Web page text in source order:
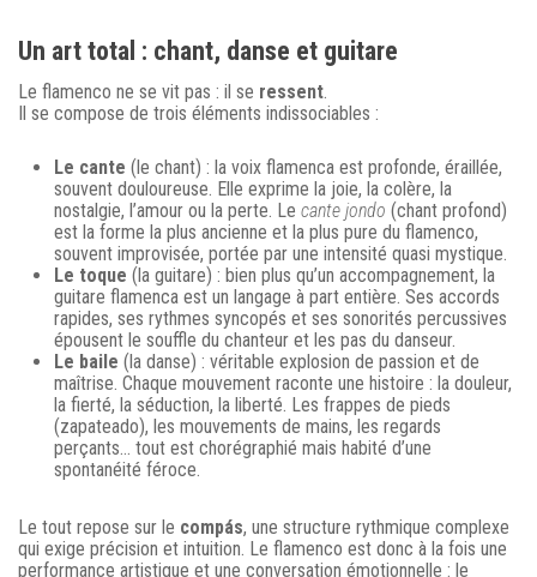
Un art total : chant, danse et guitare
Le flamenco ne se vit pas : il se ressent
Il se compose de trois éléments indissociables :
Le cante (le chant) : la voix flamenca est profonde, éraillée,
souvent douloureuse. Elle exprime la joie, la colère, la
nostalgie, l’amour ou la perte. Le cante jondo (chant profond)
est la forme la plus ancienne et la plus pure du flamenco,
souvent improvisée, portée par une intensité quasi mystique.
Le toque (la guitare) : bien plus qu’un accompagnement, la
guitare flamenca est un langage à part entière. Ses accords
rapides, ses rythmes syncopés et ses sonorités percussives
épousent le souffle du chanteur et les pas du danseur.
Le baile (la danse) : véritable explosion de passion et de
maîtrise. Chaque mouvement raconte une histoire : la douleur,
la fierté, la séduction, la liberté. Les frappes de pieds
(zapateado), les mouvements de mains, les regards
perçants… tout est chorégraphié mais habité d’une
spontanéité féroce.
Le tout repose sur le compás, une structure rythmique complexe
qui exige précision et intuition. Le flamenco est donc à la fois une
performance artistique et une conversation émotionnelle : le